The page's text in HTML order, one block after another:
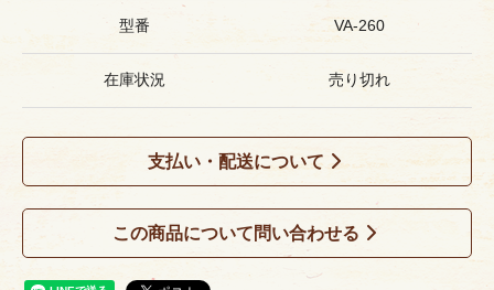
型番 VA-260
在庫状況 売り切れ
支払い・配送について
この商品について問い合わせる